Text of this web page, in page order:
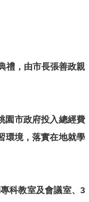
禮，由市長張善政親
園市政府投入總經費
環境，落實在地就學
科教室及會議室、3